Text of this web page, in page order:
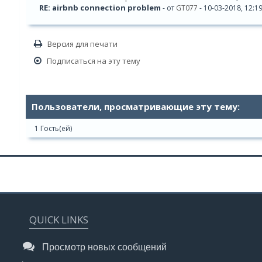
RE: airbnb connection problem - от GT077 - 10-03-2018,
Версия для печати
Подписаться на эту тему
Пользователи, просматривающие эту тему:
1 Гость(ей)
QUICK LINKS
Просмотр новых сообщений